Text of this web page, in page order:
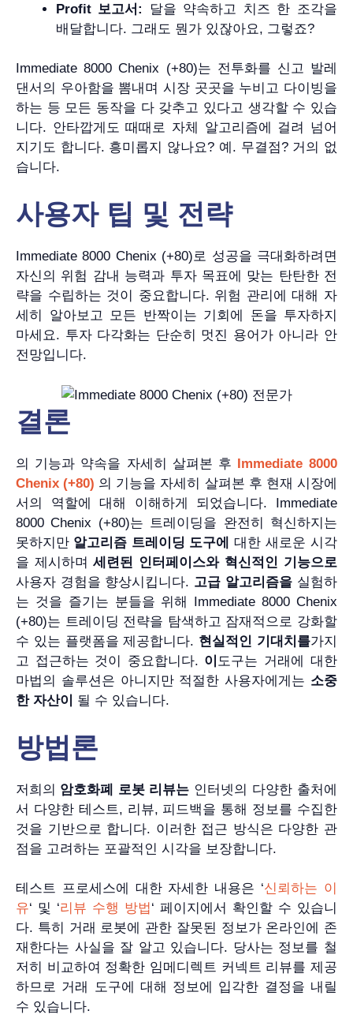
Profit 보고서:
달을 약속하고 치즈 한 조각을
배달합니다. 그래도 뭔가 있잖아요, 그렇죠?
Immediate 8000 Chenix (+80)는 전투화를 신고 발레
댄서의 우아함을 뽐내며 시장 곳곳을 누비고 다이빙을
하는 등 모든 동작을 다 갖추고 있다고 생각할 수 있습
니다. 안타깝게도 때때로 자체 알고리즘에 걸려 넘어
지기도 합니다. 흥미롭지 않나요? 예. 무결점? 거의 없
습니다.
사용자 팁 및 전략
Immediate 8000 Chenix (+80)로 성공을 극대화하려면
자신의 위험 감내 능력과 투자 목표에 맞는 탄탄한 전
략을 수립하는 것이 중요합니다. 위험 관리에 대해 자
세히 알아보고 모든 반짝이는 기회에 돈을 투자하지
마세요. 투자 다각화는 단순히 멋진 용어가 아니라 안
전망입니다.
결론
의 기능과 약속을 자세히 살펴본 후 Immediate 8000
Chenix (+80) 의 기능을 자세히 살펴본 후 현재 시장에
서의 역할에 대해 이해하게 되었습니다. Immediate
8000 Chenix (+80)는 트레이딩을 완전히 혁신하지는
못하지만 알고리즘 트레이딩 도구에
대한 새로운 시각
을 제시하며 세련된 인터페이스와 혁신적인 기능으로
사용자 경험을 향상시킵니다. 고급 알고리즘을 실험하
는 것을 즐기는 분들을 위해 Immediate 8000 Chenix
(+80)는 트레이딩 전략을 탐색하고 잠재적으로 강화할
수 있는 플랫폼을 제공합니다. 현실적인 기대치를가지
고 접근하는 것이 중요합니다. 이 도구는 거래에 대한
마법의 솔루션은 아니지만 적절한 사용자에게는 소중
한 자산이
될 수 있습니다.
방법론
저희의 암호화폐 로봇 리뷰는 인터넷의 다양한 출처에
서 다양한 테스트, 리뷰, 피드백을 통해 정보를 수집한
것을 기반으로 합니다. 이러한 접근 방식은 다양한 관
점을 고려하는 포괄적인 시각을 보장합니다.
테스트 프로세스에 대한 자세한 내용은 ‘신뢰하는 이
유‘ 및 ‘리뷰 수행 방법‘ 페이지에서 확인할 수 있습니
다. 특히 거래 로봇에 관한 잘못된 정보가 온라인에 존
재한다는 사실을 잘 알고 있습니다. 당사는 정보를 철
저히 비교하여 정확한 임메디렉트 커넥트 리뷰를 제공
하므로 거래 도구에 대해 정보에 입각한 결정을 내릴
수 있습니다.